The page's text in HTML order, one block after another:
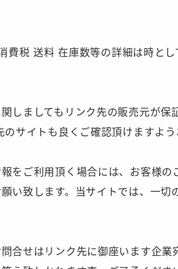
費税 送料 在庫数等の詳細は時と
しましてもリンク先の販売元が保
のサイトも良くご確認頂けますよう
をご利用頂く場合には、お客様の
い致します。当サイトでは、一切
合せはリンク先に御座います企業